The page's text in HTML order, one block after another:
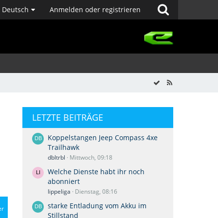
Deutsch Anmelden oder registrieren
LETZTE BEITRÄGE
Koppelstangen Jeep Compass 4xe
Trailhawk
dbltrbl Mittwoch, 09:18
Welche Dienste habt ihr noch
abonniert
lippeliga Dienstag, 08:16
starke Entladung vom Akku im
Stillstand